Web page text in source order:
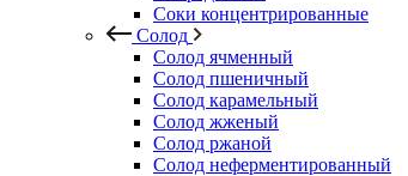
Соки концентрированные
Солод
Солод ячменный
Солод пшеничный
Солод карамельный
Солод жженый
Солод ржаной
Солод неферментированный